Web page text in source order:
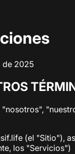
de 2025
(el "Sitio"),
los "Servicios")